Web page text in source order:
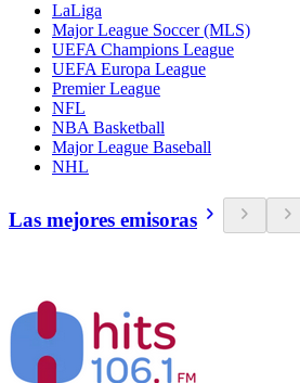
LaLiga
Major League Soccer (MLS)
UEFA Champions League
UEFA Europa League
Premier League
NFL
NBA Basketball
Major League Baseball
NHL
Las mejores emisoras